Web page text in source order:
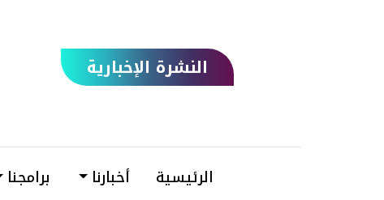
النشرة الإخبارية
الرئيسية أخبارنا برامجنا